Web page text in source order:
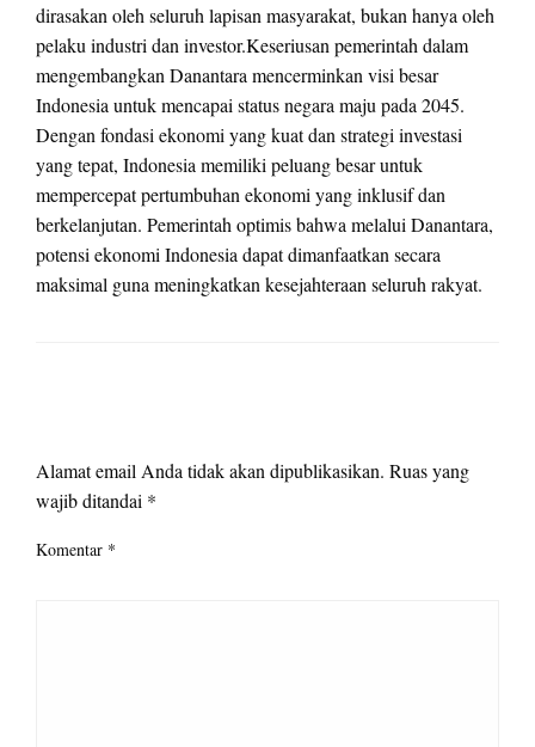
dirasakan oleh seluruh lapisan masyarakat, bukan hanya oleh
pelaku industri dan investor.Keseriusan pemerintah dalam
mengembangkan Danantara mencerminkan visi besar
Indonesia untuk mencapai status negara maju pada 2045.
Dengan fondasi ekonomi yang kuat dan strategi investasi
yang tepat, Indonesia memiliki peluang besar untuk
mempercepat pertumbuhan ekonomi yang inklusif dan
berkelanjutan. Pemerintah optimis bahwa melalui Danantara,
potensi ekonomi Indonesia dapat dimanfaatkan secara
maksimal guna meningkatkan kesejahteraan seluruh rakyat.
Alamat email Anda tidak akan dipublikasikan. Ruas yang
wajib ditandai *
Komentar *